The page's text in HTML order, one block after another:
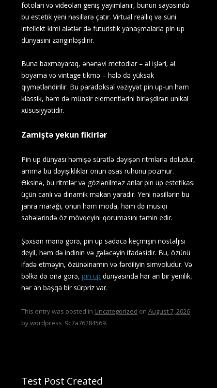
fotoları və videoları geniş yayımlanır, bunun sayəsində
bu estetik yeni nəsillərə çatır. Virtual reallıq və süni
intellekt kimi alətlər də futuristik yanaşmalarla pin up
dünyasını zənginləşdirir.
Buna baxmayaraq, ənənəvi metodlar – əl işləri, əl
boyama və vintage tikmə – hələ də yüksək
qiymətləndirilir. Bu paradoksal vəziyyət pin up-un həm
klassik, həm də müasir elementlərini birləşdirən unikal
xüsusiyyətidir.
Zamiştə yekun fikirlər
Pin up dünyası həmişə sürətlə dəyişən ritmlərlə doludur,
amma bu dəyişikliklər onun əsas ruhunu pozmur.
Əksinə, bu ritmlər və gözlənilməz anlar pin up estetikası
üçün canlı və dinamik məkan yaradır. Yeni nəsillərin bu
janra marağı, onun həm moda, həm də musiqi
sahələrində öz mövqeyini qorumasını təmin edir.
Şəxsən mənə görə, pin up sadəcə keçmişin nostaljisi
deyil, həm də indinin və gələcəyin ifadəsidir. Bu, özünü
ifadə etməyin, özünəinamın və fərdiliyin simvoludur. Və
bəlkə də ona görə, pin up dünyasında hər an bir yenilik,
hər an başqa bir sürpriz var.
This entry was posted in Uncategorized on August 7, 2026
bywordpress_9c7a76284569.
Test Post Created